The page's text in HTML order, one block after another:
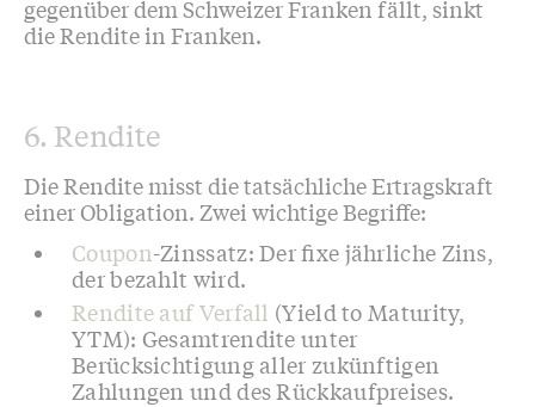
gegenüber dem Schweizer Franken fällt, sinkt
die Rendite in Franken.
6. Rendite
Die Rendite misst die tatsächliche Ertragskraft
einer Obligation. Zwei wichtige Begriffe:
Coupon-Zinssatz: Der fixe jährliche Zins,
der bezahlt wird.
Rendite auf Verfall (Yield to Maturity,
YTM): Gesamtrendite unter
Berücksichtigung aller zukünftigen
Zahlungen und des Rückkaufpreises.